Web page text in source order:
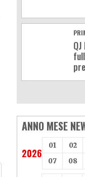
ANNO MESE
2026
01 02
07
08